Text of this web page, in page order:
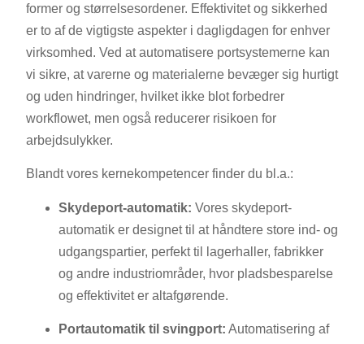
former og størrelsesordener. Effektivitet og sikkerhed
er to af de vigtigste aspekter i dagligdagen for enhver
virksomhed. Ved at automatisere portsystemerne kan
vi sikre, at varerne og materialerne bevæger sig hurtigt
og uden hindringer, hvilket ikke blot forbedrer
workflowet, men også reducerer risikoen for
arbejdsulykker.
Blandt vores kernekompetencer finder du bl.a.:
Skydeport-automatik: Vores skydeport-
automatik er designet til at håndtere store ind- og
udgangspartier, perfekt til lagerhaller, fabrikker
og andre industriområder, hvor pladsbesparelse
og effektivitet er altafgørende.
Portautomatik til svingport: Automatisering af